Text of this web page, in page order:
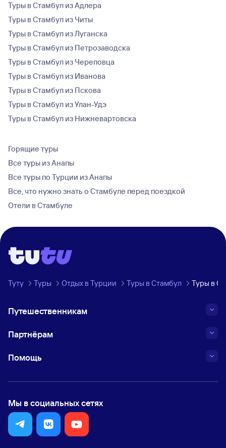
Туры в Стамбул из Адлера
Туры в Стамбул из Читы
Туры в Стамбул из Луганска
Туры в Стамбул из Петрозаводска
Туры в Стамбул из Череповца
Туры в Стамбул из Иванова
Туры в Стамбул из Пскова
Туры в Стамбул из Улан-Удэ
Туры в Стамбул из Нижневартовска
Горящие туры
Все туры из Анапы
Все туры по Турции из Анапы
Все, что нужно знать о Стамбуле перед поездкой
Отели в Стамбуле
Туту Туры Отдых в Турции Туры в Стамбул Туры в
Путешественникам
Партнёрам
Помощь
Мы в социальных сетях